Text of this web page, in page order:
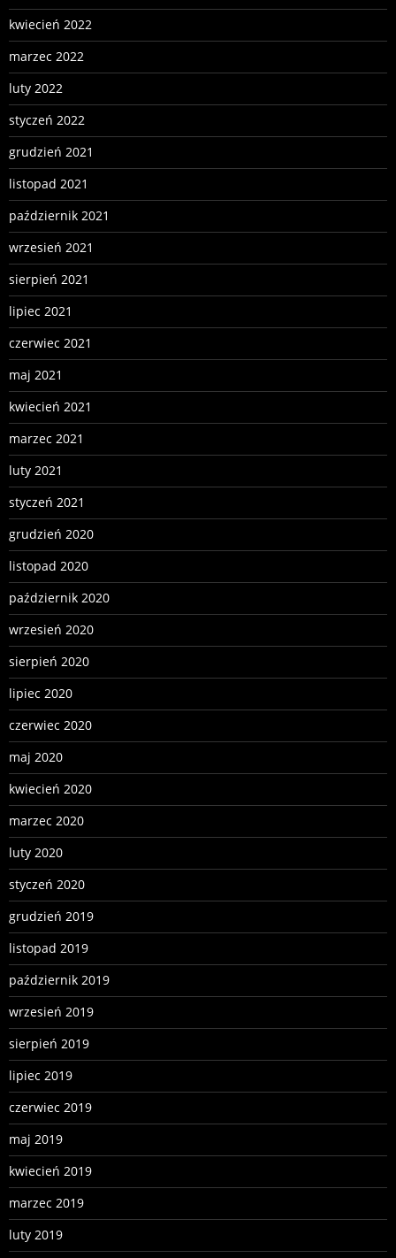
kwiecień 2022
marzec 2022
luty 2022
styczeń 2022
grudzień 2021
listopad 2021
październik 2021
wrzesień 2021
sierpień 2021
lipiec 2021
czerwiec 2021
maj 2021
kwiecień 2021
marzec 2021
luty 2021
styczeń 2021
grudzień 2020
listopad 2020
październik 2020
wrzesień 2020
sierpień 2020
lipiec 2020
czerwiec 2020
maj 2020
kwiecień 2020
marzec 2020
luty 2020
styczeń 2020
grudzień 2019
listopad 2019
październik 2019
wrzesień 2019
sierpień 2019
lipiec 2019
czerwiec 2019
maj 2019
kwiecień 2019
marzec 2019
luty 2019